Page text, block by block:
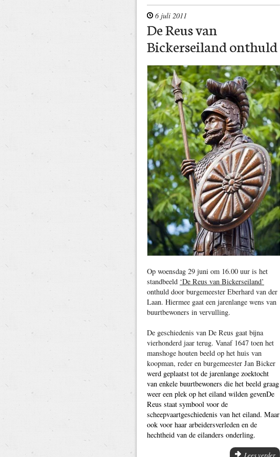
6 juli 2011
De Reus van
Bickerseiland onthuld
Op woensdag 29 juni om 16.00 uur is het
standbeeld ‘De Reus van Bickerseiland’
onthuld door burgemeester Eberhard van der
Laan. Hiermee gaat een jarenlange wens van
buurtbewoners in vervulling.
De geschiedenis van De Reus gaat bijna
vierhonderd jaar terug. Vanaf 1647 toen het
manshoge houten beeld op het huis van
koopman, reder en burgemeester Jan Bicker
werd geplaatst tot de jarenlange zoektocht
van enkele buurtbewoners die het beeld graag
weer een plek op het eiland wilden gevenDe
Reus staat symbool voor de
scheepvaartgeschiedenis van het eiland. Maar
ook voor haar arbeidersverleden en de
hechtheid van de eilanders onderling.
Lees verder